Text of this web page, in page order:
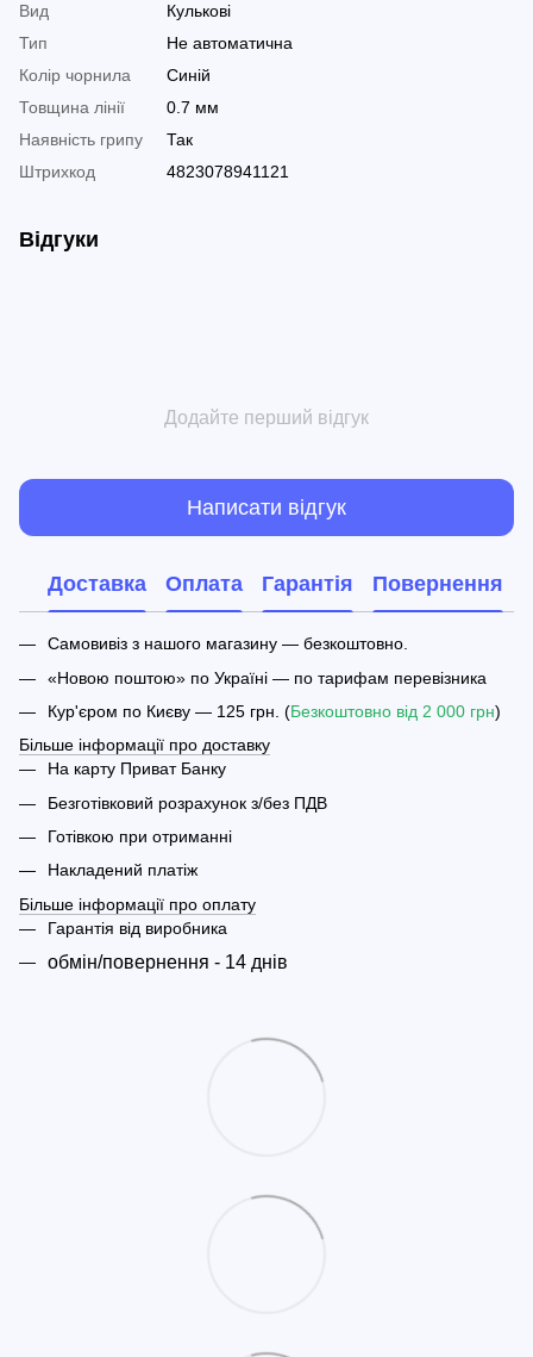
Вид
Кулькові
Тип
Не автоматична
Колір чорнила
Синій
Товщина лінії
0.7 мм
Наявність грипу
Так
Штрихкод
4823078941121
Відгуки
Додайте перший відгук
Написати відгук
Доставка Оплата Гарантія Повернення
Самовивіз з нашого магазину — безкоштовно.
«Новою поштою» по Україні — по тарифам перевізника
Кур'єром по Києву — 125 грн. (Безкоштовно від 2 000 грн)
Більше інформації про доставку
На карту Приват Банку
Безготівковий розрахунок з/без ПДВ
Готівкою при отриманні
Накладений платіж
Більше інформації про оплату
Гарантія від виробника
обмін/повернення - 14 днів